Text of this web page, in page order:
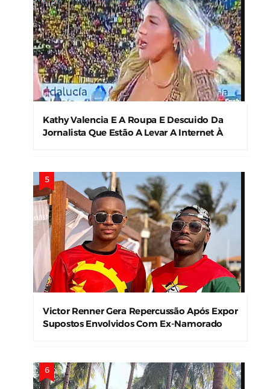
Kathy Valencia E A Roupa E Descuido Da
Jornalista Que Estão A Levar A Internet À
Victor Renner Gera Repercussão Após Expor
Supostos Envolvidos Com Ex-Namorado